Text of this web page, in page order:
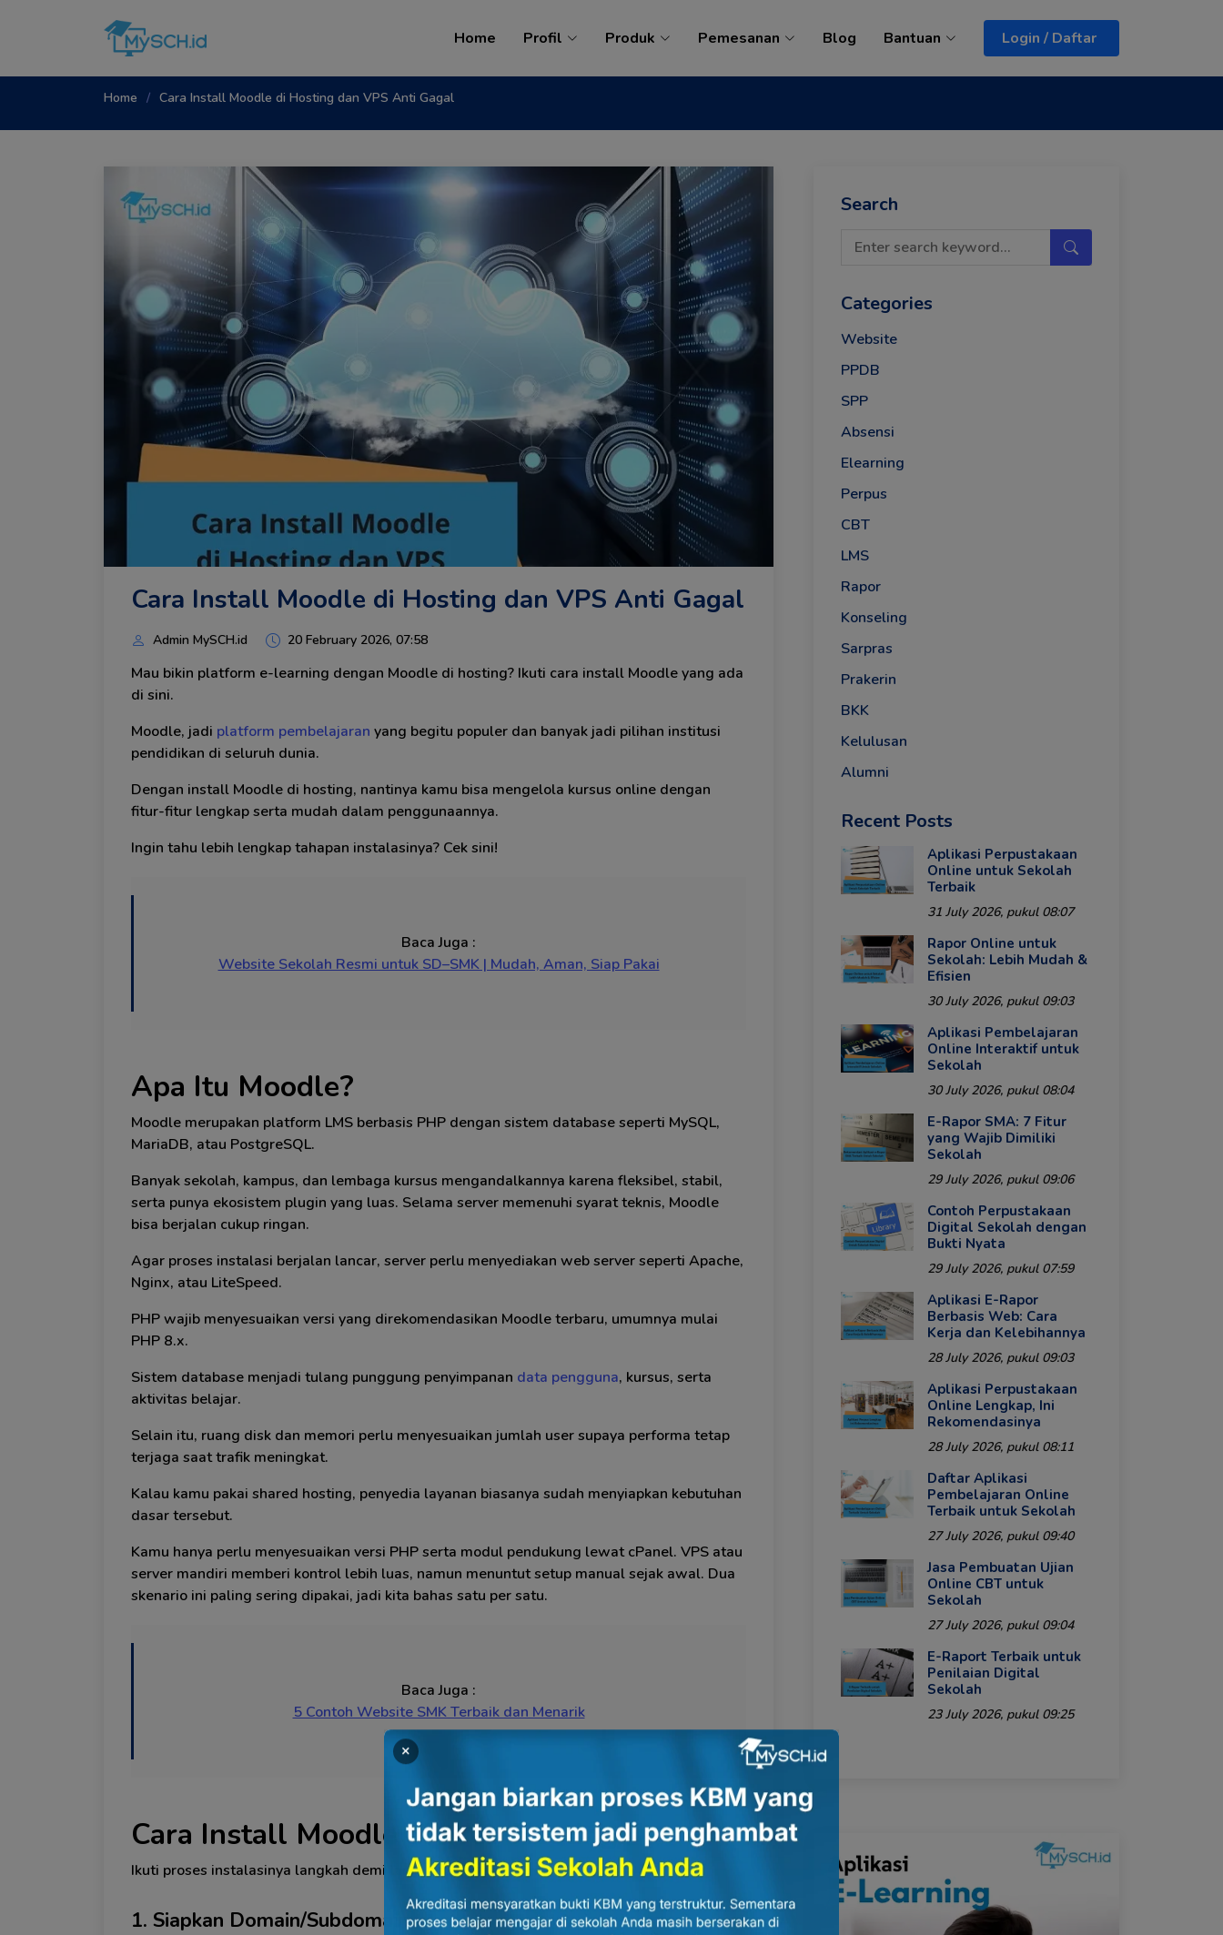
Home Profil Produk Pemesanan Blog Bantuan Login / Daftar
Home Cara Install Moodle di Hosting dan VPS Anti Gagal
Cara Install Moodle di Hosting dan VPS Anti Gagal
Admin MySCH.id 20 February 2026, 07:58
Mau bikin platform e-learning dengan Moodle di hosting? Ikuti cara install Moodleyang ada
di sini.
Moodle, jadi platform pembelajaran yang begitu populer dan banyak jadi pilihan institusi
pendidikan di seluruh dunia.
Dengan install Moodle di hosting, nantinya kamu bisa mengelola kursus online dengan
fitur-fitur lengkap serta mudah dalam penggunaannya.
Ingin tahu lebih lengkap tahapan instalasinya? Cek sini!
Baca Juga :
Website Sekolah Resmi untuk SD–SMK | Mudah, Aman, Siap Pakai
Apa Itu Moodle?
Moodle merupakan platform LMS berbasis PHP dengan sistem database seperti MySQL,
MariaDB, atau PostgreSQL.
Banyak sekolah, kampus, dan lembaga kursus mengandalkannya karena fleksibel, stabil,
serta punya ekosistem plugin yang luas. Selama server memenuhi syarat teknis, Moodle
bisa berjalan cukup ringan.
Agar proses instalasi berjalan lancar, server perlu menyediakan web server seperti Apache,
Nginx, atau LiteSpeed.
PHP wajib menyesuaikan versi yang direkomendasikan Moodle terbaru, umumnya mulai
PHP 8.x.
Sistem database menjadi tulang punggung penyimpanan data pengguna, kursus, serta
aktivitas belajar.
Selain itu, ruang disk dan memori perlu menyesuaikan jumlah user supaya performa tetap
terjaga saat trafik meningkat.
Kalau kamu pakai shared hosting, penyedia layanan biasanya sudah menyiapkan kebutuhan
dasar tersebut.
Kamu hanya perlu menyesuaikan versi PHP serta modul pendukung lewat cPanel. VPS atau
server mandiri memberi kontrol lebih luas, namun menuntut setup manual sejak awal. Dua
skenario ini paling sering dipakai, jadi kita bahas satu per satu.
Baca Juga :
5 Contoh Website SMK Terbaik dan Menarik
Cara Install Moodle di Web Hosting
Ikuti proses instalasinya langkah demi langkah di bagian berikut:
1. Siapkan Domain/Subdomain
Search
Categories
Website
PPDB
SPP
Absensi
Elearning
Perpus
CBT
LMS
Rapor
Konseling
Sarpras
Prakerin
BKK
Kelulusan
Alumni
Recent Posts
Aplikasi Perpustakaan
Online untuk Sekolah
Terbaik
31 July 2026, pukul 08:07
Rapor Online untuk
Sekolah: Lebih Mudah &
Efisien
30 July 2026, pukul 09:03
Aplikasi Pembelajaran
Online Interaktif untuk
Sekolah
30 July 2026, pukul 08:04
E-Rapor SMA: 7 Fitur
yang Wajib Dimiliki
Sekolah
29 July 2026, pukul 09:06
Contoh Perpustakaan
Digital Sekolah dengan
Bukti Nyata
29 July 2026, pukul 07:59
Aplikasi E-Rapor
Berbasis Web: Cara
Kerja dan Kelebihannya
28 July 2026, pukul 09:03
Aplikasi Perpustakaan
Online Lengkap, Ini
Rekomendasinya
28 July 2026, pukul 08:11
Daftar Aplikasi
Pembelajaran Online
Terbaik untuk Sekolah
27 July 2026, pukul 09:40
Jasa Pembuatan Ujian
Online CBT untuk
Sekolah
27 July 2026, pukul 09:04
E-Raport Terbaik untuk
Penilaian Digital
Sekolah
23 July 2026, pukul 09:25
×